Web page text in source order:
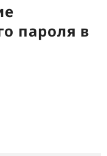
пароля в